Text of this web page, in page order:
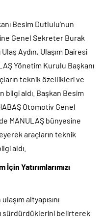
Besim Dutlulu’nun
Genel Sekreter Burak
Aydın, Ulaşım Dairesi
Yönetim Kurulu Başkanı
teknik özellikleri ve
bilgi aldı. Başkan Besim
Otomotiv Genel
MANULAŞ bünyesine
araçların teknik
aldı.
Yatırımlarımızı
altyapısını
sürdürdüklerini belirterek